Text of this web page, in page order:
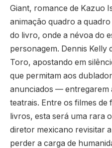
Giant, romance de Kazuo
animação quadro a
do livro, onde a névoa do
personagem. Dennis Kelly
Toro, apostando em
que permitam aos
anunciados — entregarem
teatrais. Entre os filmes de
livros, esta será uma rara
diretor mexicano revisitar
perder a carga de